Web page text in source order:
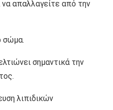
να απαλλαγείτε από την
σώμα.
σημαντικά την
λιπιδικών